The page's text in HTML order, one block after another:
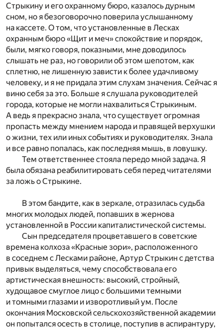
Стрыкину и его охранному бюро, казалось дурным
сном, но я безоговорочно поверила услышанному
на кассете. О том, что установленные в Лесках
охранным бюро «Щит и меч» спокойствие и порядок,
были, мягко говоря, показными, мне доводилось
слышать не раз, но говорили об этом шепотом, как
сплетню, не лишенную зависти к более удачливому
человеку, и я не придала этим слухам значения. Сейчас я
виню себя за это. Больше я слушала руководителей
города, которые не могли нахвалиться Стрыкиным.
А ведь я прекрасно знала, что существует огромная
пропасть между мнением народа и правящей верхушки
о жизни, тех или иных событиях и руководителях. Знала
и все равно попалась, как последняя мышь, в ловушку.
Тем ответственнее стояла передо мной задача. Я
была обязана реабилитировать себя перед читателями
за ложь о Стрыкине.
В этом бандите, как в зеркале, отразилась судьба
многих молодых людей, попавших в жернова
установленной в России капиталистической системы.
Сын председателя процветавшего в советские
времена колхоза «Красные зори», расположенного
в соседнем с Лесками районе, Артур Стрыкин с детства
привык выделяться, чему способствовала его
артистическая внешность: высокий, стройный,
худощавое смуглое лицо с большими темными
и томными глазами и изворотливый ум. После
окончания Московской сельскохозяйственной академии
он попытался осесть в столице, поступив в аспирантуру,